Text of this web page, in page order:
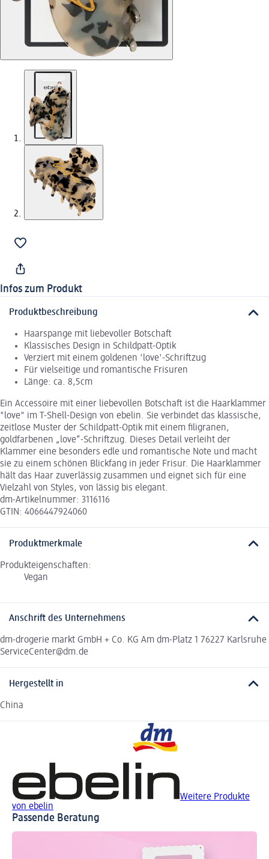
Infos zum Produkt
Produktbeschreibung
Haarspange mit liebevoller Botschaft
Klassisches Design in Schildpatt-Optik
Verziert mit einem goldenen 'love'-Schriftzug
Für vielseitige und romantische Frisuren
Länge: ca. 8,5cm
Ein Accessoire mit einer liebevollen Botschaft ist die Haarklammer
"love" im T-Shell-Design von ebelin. Sie verbindet das klassische,
zeitlose Muster der Schildpatt-Optik mit einem filigranen,
goldfarbenen „love“-Schriftzug. Dieses Detail verleiht der
Klammer eine besonders edle und romantische Note und macht
sie zu einem schönen Blickfang in jeder Frisur. Die Haarklammer
hält das Haar zuverlässig zusammen und eignet sich für eine
Vielzahl von Styles, von lässig bis elegant.
dm-Artikelnummer: 3116116
GTIN: 4066447924060
Produktmerkmale
Produkteigenschaften:
Vegan
Anschrift des Unternehmens
dm-drogerie markt GmbH + Co. KG Am dm-Platz 1 76227 Karlsruhe
ServiceCenter@dm.de
Hergestellt in
China
Weitere Produkte
von ebelin
Passende Beratung